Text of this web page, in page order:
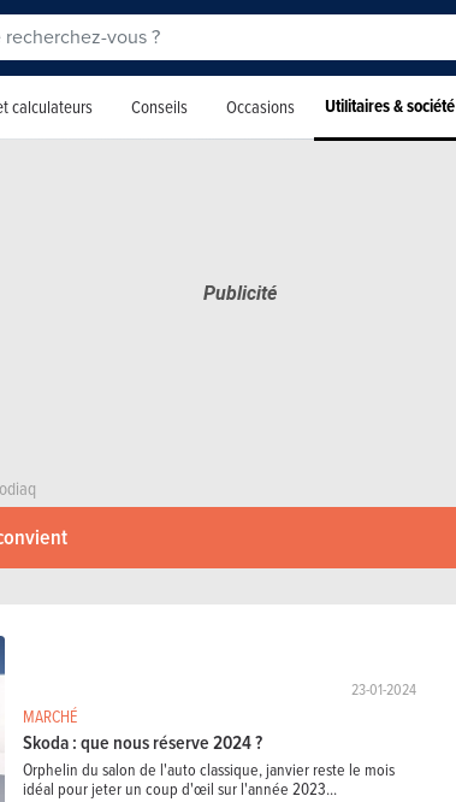
calculateurs Conseils Occasions Utilitaires & société
23-01-2024
MARCHÉ
Skoda : que nous réserve 2024 ?
Orphelin du salon de l'auto classique, janvier reste le mois
idéal pour jeter un coup d'œil sur l'année 2023...